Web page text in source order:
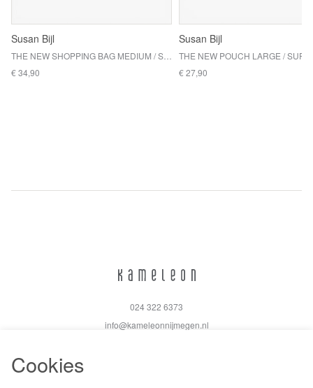
Susan Bijl
€ 34,90
Susan Bijl
€ 27,90
024 322 6373
info@kameleonnijmegen.nl
Cookies